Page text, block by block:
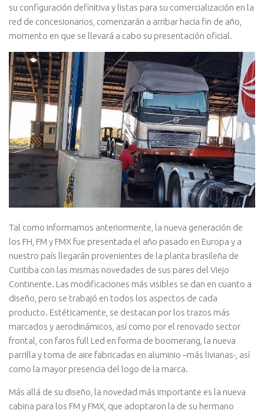
su configuración definitiva y listas para su comercialización en la
red de concesionarios, comenzarán a arribar hacia fin de año,
momento en que se llevará a cabo su presentación oficial.
Tal como informamos anteriormente, la nueva generación de
los FH, FM y FMX fue presentada el año pasado en Europa y a
nuestro país llegarán provenientes de la planta brasileña de
Curitiba con las mismas novedades de sus pares del Viejo
Continente. Las modificaciones más visibles se dan en cuanto a
diseño, pero se trabajó en todos los aspectos de cada
producto. Estéticamente, se destacan por los trazos más
marcados y aerodinámicos, así como por el renovado sector
frontal, con faros full Led en forma de boomerang, la nueva
parrilla y toma de aire fabricadas en aluminio –más livianas-, así
como la mayor presencia del logo de la marca.
Más allá de su diseño, la novedad más importante es la nueva
cabina para los FM y FMX, que adoptaron la de su hermano